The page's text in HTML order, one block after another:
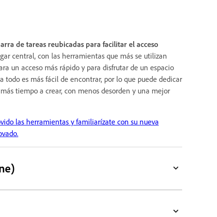
de tareas reubicadas para facilitar el acceso
central, con las herramientas que más se utilizan
un acceso más rápido y para disfrutar de un espacio
todo es más fácil de encontrar, por lo que puede dedicar
tiempo a crear, con menos desorden y una mejor
las herramientas y familiarízate con su nueva